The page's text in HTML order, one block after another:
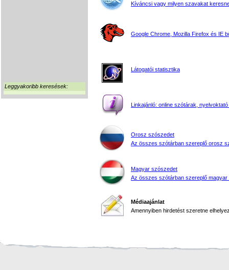
Leggyakoribb keresések:
Kíváncsi vagy milyen szavakat
Google Chrome, Mozilla Firefox és IE
Látogatói statisztika
Linkajánló: online szótárak, nyelvoktató
Orosz szószedet
Az összes szótárban szereplő orosz
Magyar szószedet
Az összes szótárban szereplő magyar
Médiaajánlat
Amennyiben hirdetést szeretne